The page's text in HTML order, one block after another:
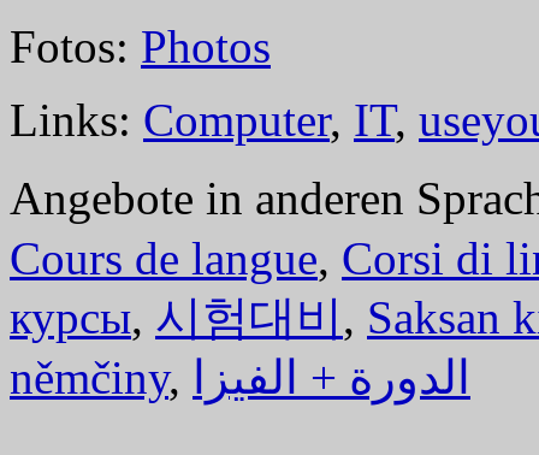
Fotos: Photos
Links: Computer, IT,
Angebote in anderen
Cours de langue, Corsi di
курсы, 시험대비, Saksan
němčiny, الدورة + الفيزا